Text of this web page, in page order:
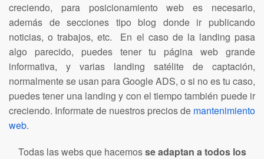
creciendo, para posicionamiento web es necesario,
además de secciones tipo blog donde ir publicando
noticias, o trabajos, etc. En el caso de la landing pasa
algo parecido, puedes tener tu página web grande
informativa, y varias landing satélite de captación,
normalmente se usan para Google ADS, o si no es tu caso,
puedes tener una landing y con el tiempo también puede ir
creciendo. Informate de nuestros precios de mantenimiento
web.
Todas las webs que hacemosse adaptan a todos los